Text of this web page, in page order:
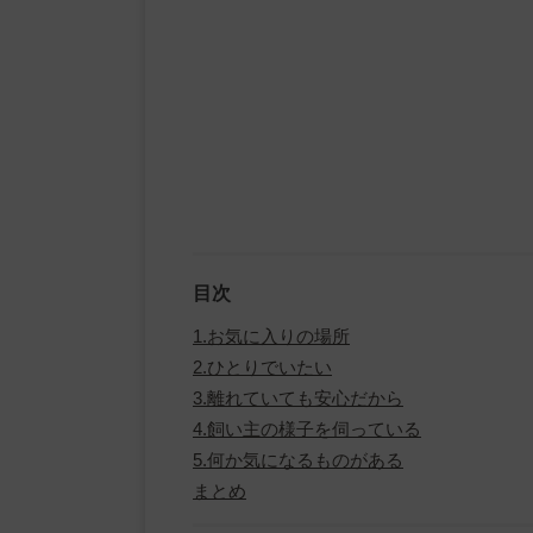
目次
1.お気に入りの場所
2.ひとりでいたい
3.離れていても安心だから
4.飼い主の様子を伺っている
5.何か気になるものがある
まとめ